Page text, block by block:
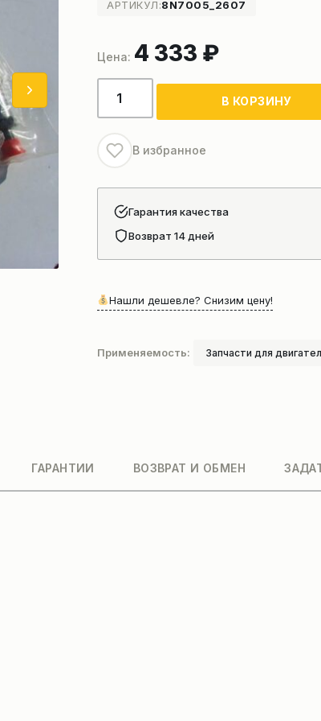
АРТИКУЛ:8N7005_2607
4 333 ₽
Количество
товара
топливная
CAT
C26AB-
CN7005,
C6121
В КОРЗИНУ
В избранное
Гарантия качества
Возврат 14 дней
Нашли дешевле? Снизим цену!
Применяемость: Запчасти для
ГАРАНТИИ ВОЗВРАТ И ОБМЕН